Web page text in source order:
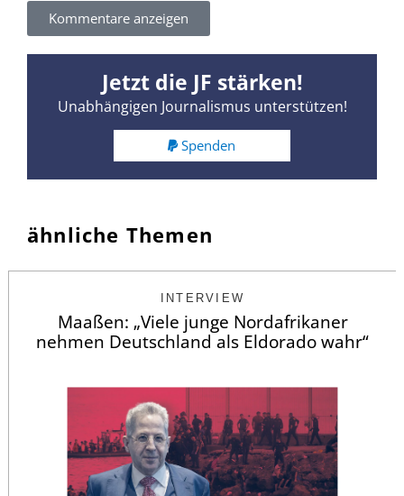
Kommentare anzeigen
Jetzt die JF stärken!
Unabhängigen Journalismus unterstützen!
Spenden
ähnliche Themen
INTERVIEW
Maaßen: „Viele junge Nordafrikaner
nehmen Deutschland als Eldorado wahr“